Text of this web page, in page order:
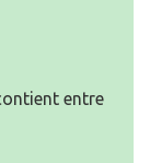
entre